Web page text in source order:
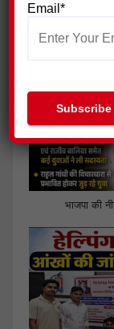
भाजपा की
Email*